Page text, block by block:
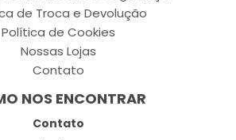
de Troca e Devolução
Política de Cookies
Nossas Lojas
Contato
NOS ENCONTRAR
Contato